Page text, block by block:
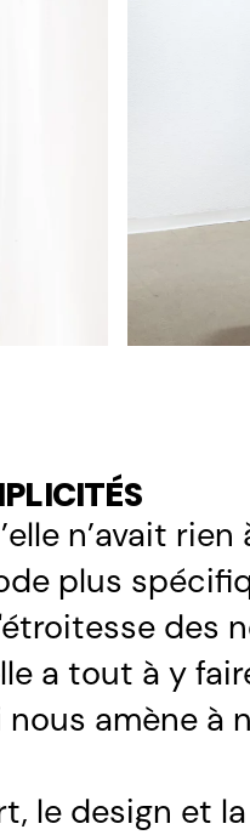
n’avait
plus
des
a tout à y
amène à
le design et